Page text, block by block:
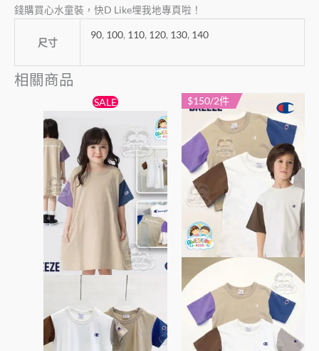
錢購買心水童裝，快D Like埋我地專頁啦！
尺寸
90, 100, 110, 120, 130, 140
相關商品
SALE
格：
$89。
目
前
格：
$79。
產
品
有
多
種
款
式。
可
頁
面
$150/2件
此
產
有
多
種
款
式。
在
產
品
頁
面